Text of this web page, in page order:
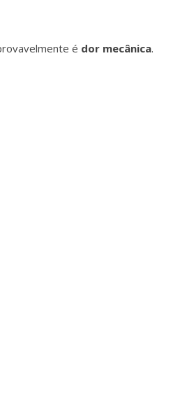
é dor mecânica.